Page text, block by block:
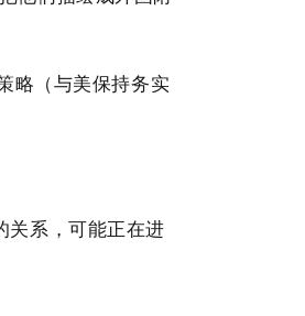
略（与美保持务实
系，可能正在进